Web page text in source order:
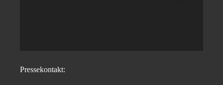
y
Pressekontakt: